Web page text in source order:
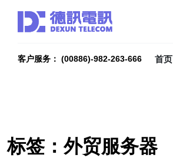
客户服务： (00886)-982-263-666 首页
标签：外贸服务器